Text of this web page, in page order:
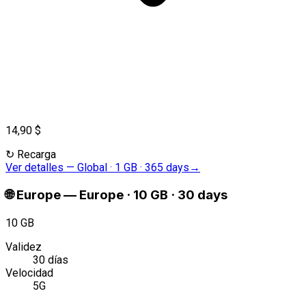
14,90 $
↻ Recarga
Ver detalles — Global · 1 GB · 365 days →
🌐 Europe— Europe · 10 GB · 30 days
10 GB
Validez
30 días
Velocidad
5G